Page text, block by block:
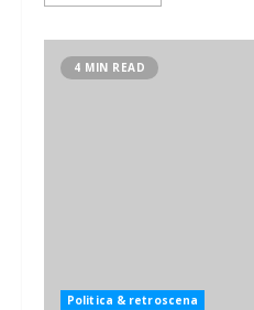
4 MIN READ
Politica & retroscena